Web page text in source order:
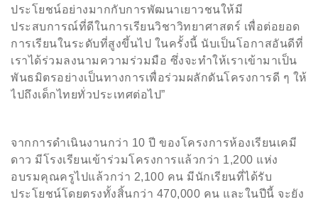
ประโยชน์อย่างมากกับการพัฒนาเยาวชนให้มี
ประสบการณ์ที่ดีในการเรียนวิชาวิทยาศาสตร์ เพื่อต่อยอด
การเรียนในระดับที่สูงขึ้นไป ในครั้งนี้ นับเป็นโอกาสอันดีที่
เราได้ร่วมลงนามความร่วมมือ ซึ่งจะทำให้เราเข้ามาเป็น
พันธมิตรอย่างเป็นทางการเพื่อร่วมผลักดันโครงการดี ๆ ให้
ไปถึงเด็กไทยทั่วประเทศต่อไป”
จากการดำเนินงานกว่า 10 ปี ของโครงการห้องเรียนเคมี
ดาว มีโรงเรียนเข้าร่วมโครงการแล้วกว่า 1,200 แห่ง
อบรมคุณครูไปแล้วกว่า 2,100 คน มีนักเรียนที่ได้รับ
ประโยชน์โดยตรงทั้งสิ้นกว่า 470,000 คน และในปีนี้ จะยัง